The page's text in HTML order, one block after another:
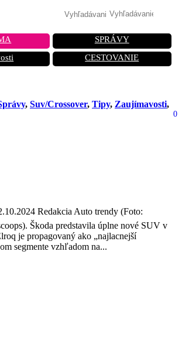
SPRÁVY
CESTOVANIE
, Suv/Crossover, Tipy, Zaujímavosti,
0
Redakcia Auto trendy (Foto:
Škoda predstavila úplne nové SUV v
je propagovaný ako „najlacnejší
segmente vzhľadom na...